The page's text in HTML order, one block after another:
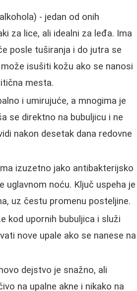
- jedan od onih
za lice, ali idealni za leđa. Ima
posle tuširanja i do jutra se
isušiti kožu ako se nanosi
mesta.
i umirujuće, a mnogima je
se direktno na bubuljicu i ne
nakon desetak dana redovne
izuzetno jako antibakterijsko
noću. Ključ uspeha je
uz čestu promenu posteljine.
kod upornih bubuljica i služi
nove upale ako se nanese na
dejstvo je snažno, ali
na upalne akne i nikako na